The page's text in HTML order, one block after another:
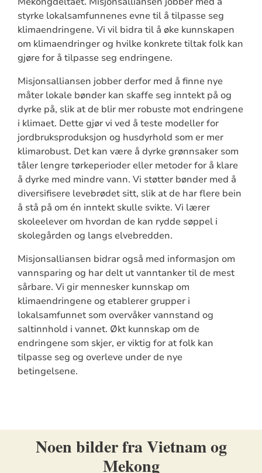
styrke lokalsamfunnenes evne til å tilpasse seg
klimaendringene. Vi vil bidra til å øke kunnskapen
om klimaendringer og hvilke konkrete tiltak folk kan
gjøre for å tilpasse seg endringene.
Misjonsalliansen jobber derfor med å finne nye
måter lokale bønder kan skaffe seg inntekt på og
dyrke på, slik at de blir mer robuste mot endringene
i klimaet. Dette gjør vi ved å teste modeller for
jordbruksproduksjon og husdyrhold som er mer
klimarobust. Det kan være å dyrke grønnsaker som
tåler lengre tørkeperioder eller metoder for å klare
å dyrke med mindre vann. Vi støtter bønder med å
diversifisere levebrødet sitt, slik at de har flere bein
å stå på om én inntekt skulle svikte. Vi lærer
skoleelever om hvordan de kan rydde søppel i
skolegården og langs elvebredden.
Misjonsalliansen bidrar også med informasjon om
vannsparing og har delt ut vanntanker til de mest
sårbare. Vi gir mennesker kunnskap om
klimaendringene og etablerer grupper i
lokalsamfunnet som overvåker vannstand og
saltinnhold i vannet. Økt kunnskap om de
endringene som skjer, er viktig for at folk kan
tilpasse seg og overleve under de nye
betingelsene.
Noen bilder fra Vietnam og
Mekong